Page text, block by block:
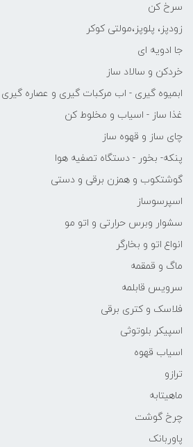
سرخ کن
زودپز، پلوپز،مولتی کوکر
جا ادویه ای
خردکن و سالاد ساز
ابمیوه گیری - اب مرکبات گیری و عصاره گیری
غذا ساز - اسیاب و مخلوط کن
چای ساز و قهوه ساز
پنکه- بخور - دستگاه تصفیه هوا
گوشتکوب و همزن برقی و دستی
اسپرسوساز
سشوار وبرس حرارتی و اتو مو
انواع اتو و بخارگر
ماگ و قمقمه
سرویس قابلمه
فلاسک و کتری برقی
اسپیکر بلوتوثی
اسیاب قهوه
ترازو
ماهیتابه
چرخ گوشت
پاوربانک